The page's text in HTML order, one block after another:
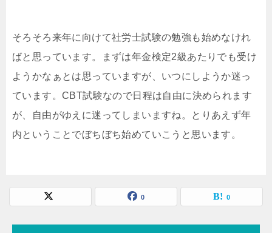
そろそろ来年に向けて社労士試験の勉強も始めなけれ
ばと思っています。まずは年金検定2級あたりでも受け
ようかなぁとは思っていますが、いつにしようか迷っ
ています。CBT試験なので日程は自由に決められます
が、自由がゆえに迷ってしまいますね。とりあえず年
内ということでぼちぼち始めていこうと思います。
0 0